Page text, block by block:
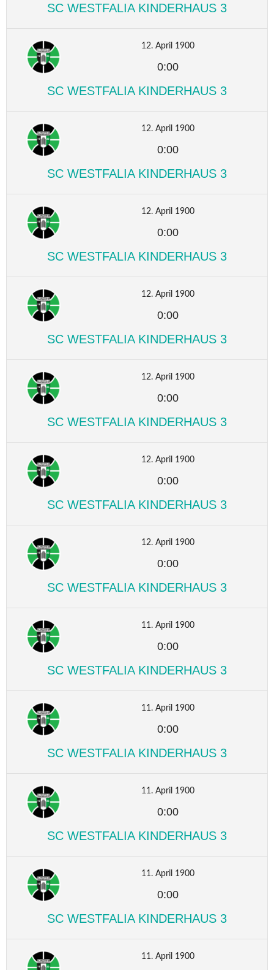
SC WESTFALIA KINDERHAUS 3
12. April 1900
0:00
SC WESTFALIA KINDERHAUS 3
12. April 1900
0:00
SC WESTFALIA KINDERHAUS 3
12. April 1900
0:00
SC WESTFALIA KINDERHAUS 3
12. April 1900
0:00
SC WESTFALIA KINDERHAUS 3
12. April 1900
0:00
SC WESTFALIA KINDERHAUS 3
12. April 1900
0:00
SC WESTFALIA KINDERHAUS 3
12. April 1900
0:00
SC WESTFALIA KINDERHAUS 3
11. April 1900
0:00
SC WESTFALIA KINDERHAUS 3
11. April 1900
0:00
SC WESTFALIA KINDERHAUS 3
11. April 1900
0:00
SC WESTFALIA KINDERHAUS 3
11. April 1900
0:00
SC WESTFALIA KINDERHAUS 3
11. April 1900